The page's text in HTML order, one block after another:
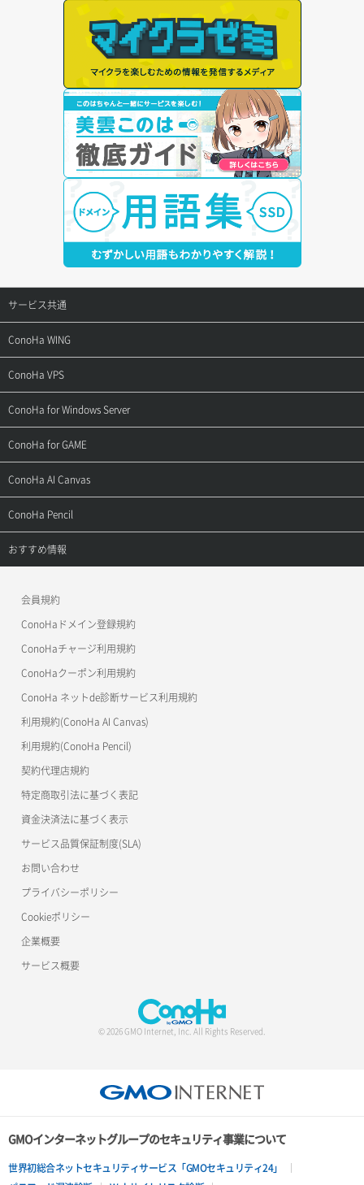
サービス共通
サポートトップ
ご契約・お支払い
用語集
お問い合わせ
ConoHa WING
サポートトップ
ご利用ガイド
お乗り換えガイド
よくある質問
ConoHa VPS
サポートトップ
ご利用ガイド
APIドキュメントVPS2.0
APIドキュメントVPS3.0
ConoHa for Windows Server
サポートトップ
ご利用ガイド
APIドキュメントVPS2.0
APIドキュメントVPS3.0
ConoHa for GAME
サポートトップ
ご利用ガイド
ConoHa AI Canvas
サポートトップ
ご利用ガイド
ConoHa Pencil
サポートトップ
おすすめ情報
美雲このは徹底ガイド
会員規約
ConoHaドメイン登録規約
ConoHaチャージ利用規約
ConoHaクーポン利用規約
ConoHa ネットde診断サービス利用規約
利用規約(ConoHa AI Canvas)
利用規約(ConoHa Pencil)
契約代理店規約
特定商取引法に基づく表記
資金決済法に基づく表示
サービス品質保証制度(SLA)
お問い合わせ
プライバシーポリシー
Cookieポリシー
企業概要
サービス概要
© 2026 GMO Internet, Inc. All Rights Reserved.
GMOインターネットグループのセキュリティ事業について
世界初総合ネットセキュリティサービス「GMOセキュリティ24」